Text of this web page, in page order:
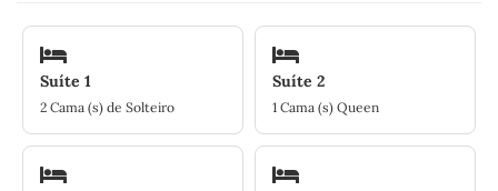
Suíte 1
2 Cama (s) de Solteiro
Suíte 2
1 Cama (s) Queen